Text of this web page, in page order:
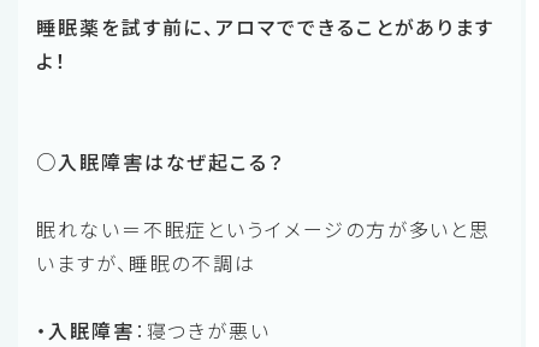
睡眠薬を試す前に、アロマでできることがあります
よ！
○入眠障害はなぜ起こる？
眠れない＝不眠症というイメージの方が多いと思
いますが、睡眠の不調は
・入眠障害 ：寝つきが悪い